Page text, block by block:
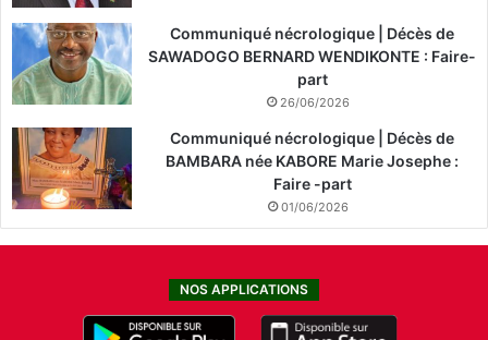
Communiqué nécrologique | Décès de
SAWADOGO BERNARD WENDIKONTE : Faire-
part
26/06/2026
Communiqué nécrologique | Décès de
BAMBARA née KABORE Marie Josephe :
Faire -part
01/06/2026
NOS APPLICATIONS